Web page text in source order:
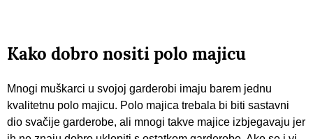
Kako dobro nositi polo majicu
Mnogi muškarci u svojoj garderobi imaju barem jednu
kvalitetnu polo majicu. Polo majica trebala bi biti sastavni
dio svačije garderobe, ali mnogi takve majice izbjegavaju jer